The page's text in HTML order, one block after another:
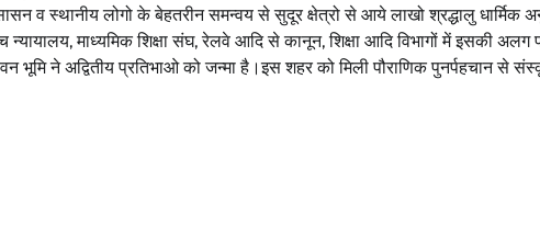
व स्थानीय लोगो के बेहतरीन समन्वय से सुदूर क्षेत्रो से आये लाखो श्रद्धालु धार्मिक
माध्यमिक शिक्षा संघ, रेलवे आदि से कानून, शिक्षा आदि विभागों में इसकी
भूमि ने अद्वितीय प्रतिभाओ को जन्मा है।इस शहर को मिली पौराणिक पुनर्पहचान से